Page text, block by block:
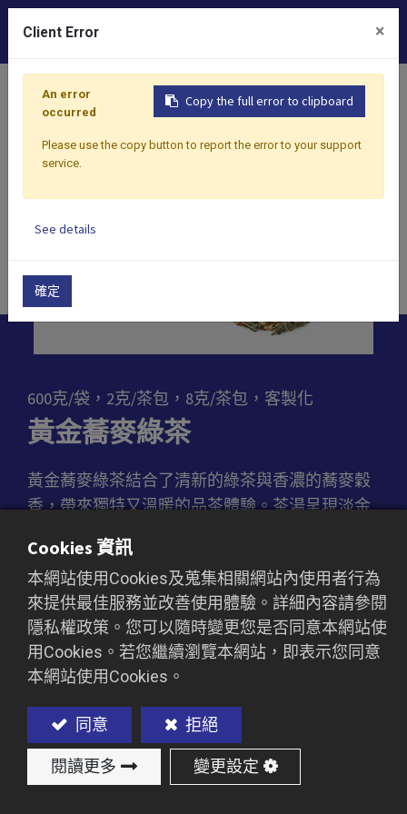
首頁 產品 茶 綠茶 黃金蕎麥綠茶
黃金蕎麥綠茶
600克/袋，2克/茶包，8克/茶包，客製化
黃金蕎麥綠茶結合了清新的綠茶與香濃的蕎麥穀
香，帶來獨特又溫暖的品茶體驗。茶湯呈現淡金
的自然甘醇，層次豐富且回味悠長。這款茶適合
作為健康飲品或無咖啡因手搖飲的基底，為飲品
增添自然與質感。
加入詢價車
Cookies 資訊
本網站使用Cookies及蒐集相關網站內使用者行為
來提供最佳服務並改善使用體驗。詳細內容請參閱
隱私權政策。您可以隨時變更您是否同意本網站使
用Cookies。若您繼續瀏覽本網站，即表示您同意
本網站使用Cookies。
同意
拒絕
閱讀更多
變更設定
Client Error ×
Copy the full error to clipboard
An error
occurred
Please use the copy button to report the error to your support
service.
See details
確定